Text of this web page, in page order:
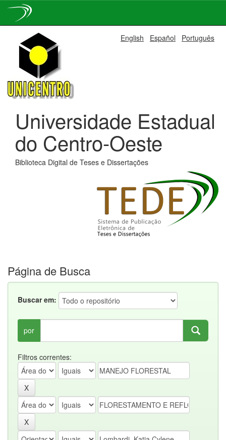
navigation
English Español Português
Universidade Estadual
do Centro-Oeste
Biblioteca Digital de Teses e Dissertações
Página de Busca
Buscar em:
por
Filtros correntes: